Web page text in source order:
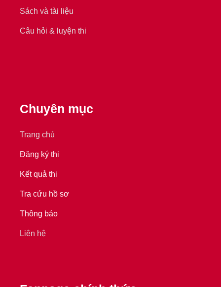
Sách và tài liệu
Câu hỏi & luyện thi
Chuyên mục
Trang chủ
Đăng ký thi
Kết quả thi
Tra cứu hồ sơ
Thông báo
Liên hệ